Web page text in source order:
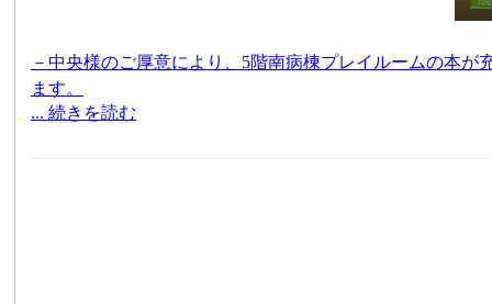
－中央様のご厚意により、5階南病棟プレイルームの本
ます。
本日11時に全冊納品完了し、全て寄贈シールを貼り終えま
病棟師長、保育士はもちろんのこと、局長等幹部も、
... 続きを読む